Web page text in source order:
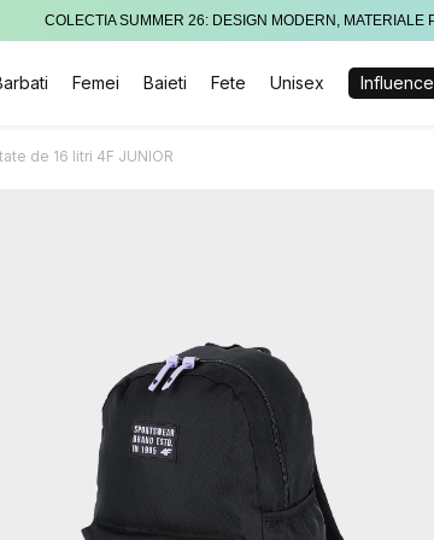
COLECTIA SUMMER 26: DESIGN MODERN, MATERIALE
Femei Baieti Fete Unisex
de 16 litri 4F JUNIOR